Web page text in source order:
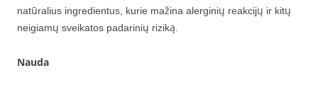
natūralius ingredientus, kurie mažina alerginių reakcijų ir kitų
neigiamų sveikatos padarinių riziką.
Nauda